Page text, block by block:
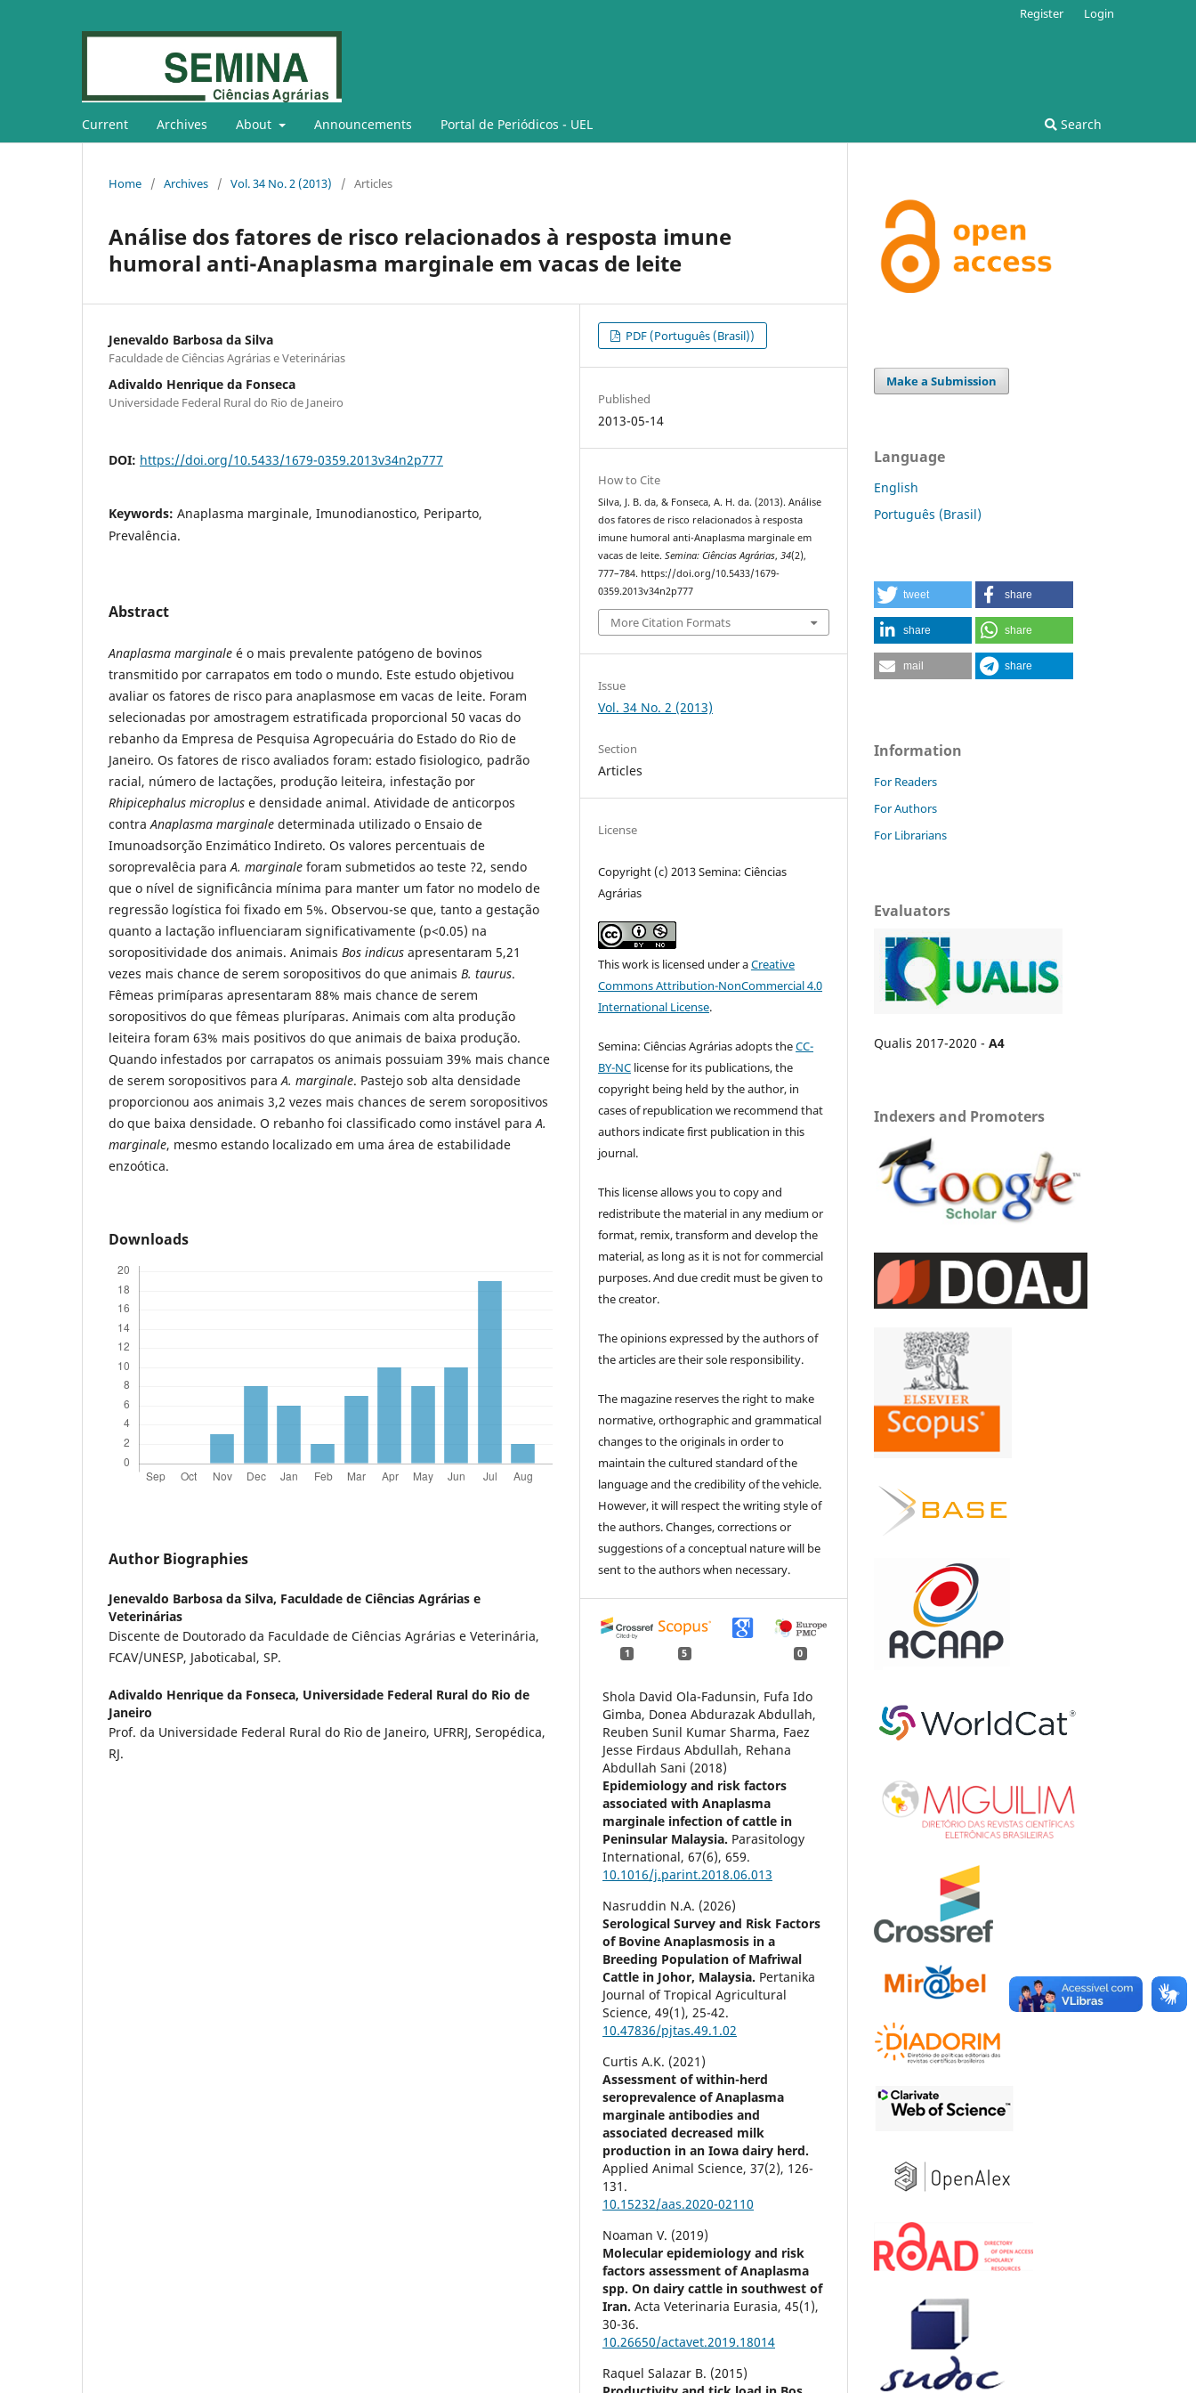
Current Archives About Announcements Portal de Periódicos - UEL Search
Register Login
Home / Archives / Vol. 34 No. 2 (2013) / Articles
Análise dos fatores de risco relacionados à resposta imune
humoral anti-Anaplasma marginale em vacas de leite
Jenevaldo Barbosa da Silva
Faculdade de Ciências Agrárias e Veterinárias
Adivaldo Henrique da Fonseca
Universidade Federal Rural do Rio de Janeiro
DOI: https://doi.org/10.5433/1679-0359.2013v34n2p777
Keywords: Anaplasma marginale, Imunodianostico, Periparto,
Prevalência.
Abstract
Anaplasma marginale é o mais prevalente patógeno de bovinos
transmitido por carrapatos em todo o mundo. Este estudo objetivou
avaliar os fatores de risco para anaplasmose em vacas de leite. Foram
selecionadas por amostragem estratificada proporcional 50 vacas do
rebanho da Empresa de Pesquisa Agropecuária do Estado do Rio de
Janeiro. Os fatores de risco avaliados foram: estado fisiologico, padrão
racial, número de lactações, produção leiteira, infestação por
Rhipicephalus microplus e densidade animal. Atividade de anticorpos
contraAnaplasma marginale determinada utilizado o Ensaio de
Imunoadsorção Enzimático Indireto. Os valores percentuais de
soroprevalêcia paraA. marginale foram submetidos ao teste ?2, sendo
que o nível de significância mínima para manter um fator no modelo de
regressão logística foi fixado em 5%. Observou-se que, tanto a gestação
quanto a lactação influenciaram significativamente (p<0.05) na
soropositividade dos animais. Animais Bos indicus apresentaram 5,21
vezes mais chance de serem soropositivos do que animais B. taurus.
Fêmeas primíparas apresentaram 88% mais chance de serem
soropositivos do que fêmeas pluríparas. Animais com alta produção
leiteira foram 63% mais positivos do que animais de baixa produção.
Quando infestados por carrapatos os animais possuiam 39% mais chance
de serem soropositivos paraA. marginale. Pastejo sob alta densidade
proporcionou aos animais 3,2 vezes mais chances de serem soropositivos
do que baixa densidade. O rebanho foi classificado como instável paraA.
marginale, mesmo estando localizado em uma área de estabilidade
enzoótica.
Downloads
Author Biographies
Jenevaldo Barbosa da Silva, Faculdade de Ciências Agrárias e
Veterinárias
Discente de Doutorado da Faculdade de Ciências Agrárias e Veterinária,
FCAV/UNESP, Jaboticabal, SP.
Adivaldo Henrique da Fonseca, Universidade Federal Rural do Rio de
Janeiro
Prof. da Universidade Federal Rural do Rio de Janeiro, UFRRJ, Seropédica,
RJ.
PDF (Português (Brasil))
Published
2013-05-14
How to Cite
Silva, J. B. da, & Fonseca, A. H. da. (2013). Análise
dos fatores de risco relacionados à resposta
imune humoral anti-Anaplasma marginale em
vacas de leite.Semina: Ciências Agrárias,34(2),
777–784. https://doi.org/10.5433/1679-
0359.2013v34n2p777
More Citation Formats
Issue
Vol. 34 No. 2 (2013)
Section
Articles
License
Copyright (c) 2013 Semina: Ciências
Agrárias
This work is licensed under aCreative
Commons Attribution-NonCommercial 4.0
International License.
Semina: Ciências Agrárias adopts theCC-
BY-NC license for its publications, the
copyright being held by the author, in
cases of republication we recommend that
authors indicate first publication in this
journal.
This license allows you to copy and
redistribute the material in any medium or
format, remix, transform and develop the
material, as long as it is not for commercial
purposes. And due credit must be given to
the creator.
The opinions expressed by the authors of
the articles are their sole responsibility.
The magazine reserves the right to make
normative, orthographic and grammatical
changes to the originals in order to
maintain the cultured standard of the
language and the credibility of the vehicle.
However, it will respect the writing style of
the authors. Changes, corrections or
suggestions of a conceptual nature will be
sent to the authors when necessary.
1 5 0
Shola David Ola-Fadunsin, Fufa Ido
Gimba, Donea Abdurazak Abdullah,
Reuben Sunil Kumar Sharma, Faez
Jesse Firdaus Abdullah, Rehana
Abdullah Sani (2018)
Epidemiology and risk factors
associated with Anaplasma
marginale infection of cattle in
Peninsular Malaysia. Parasitology
International,67(6),659.
10.1016/j.parint.2018.06.013
Nasruddin N.A. (2026)
Serological Survey and Risk Factors
of Bovine Anaplasmosis in a
Breeding Population of Mafriwal
Cattle in Johor, Malaysia. Pertanika
Journal of Tropical Agricultural
Science,49(1),25-42.
10.47836/pjtas.49.1.02
Curtis A.K. (2021)
Assessment of within-herd
seroprevalence of Anaplasma
marginale antibodies and
associated decreased milk
production in an Iowa dairy herd.
Applied Animal Science,37(2), 126-
131.
10.15232/aas.2020-02110
Noaman V. (2019)
Molecular epidemiology and risk
factors assessment of Anaplasma
spp. On dairy cattle in southwest of
Iran.Acta Veterinaria Eurasia,45(1),
30-36.
10.26650/actavet.2019.18014
Raquel Salazar B. (2015)
Make a Submission
Language
English
Português (Brasil)
tweet share
share share
mail share
Information
For Readers
For Authors
For Librarians
Evaluators
Qualis 2017-2020 - A4
Indexers and Promoters